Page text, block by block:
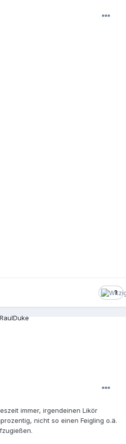
1
immer, irgendeinen Likör
nicht so einen Feigling o.ä.